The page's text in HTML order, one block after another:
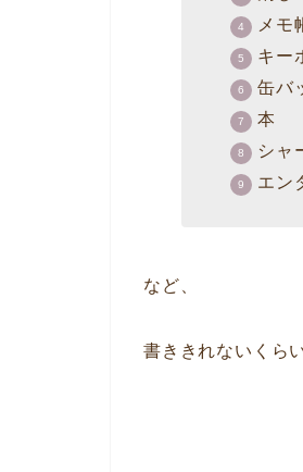
メモ
キー
缶バ
本
シャ
エン
など、
書ききれないくら